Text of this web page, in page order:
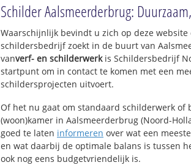
Schilder Aalsmeerderbrug:
Waarschijnlijk bevindt u zich op deze
schildersbedrijf zoekt in de buurt van
vanverf- en schilderwerkis Schildersbedrijf
startpunt om in contact te komen met een
schildersprojecten uitvoert.
Of het nu gaat om standaard schilderwerk of
(woon)kamer in Aalsmeerderbrug (Noord-
goed te laten informeren over wat een
en wat daarbij de optimale balans is tussen
ook nog eens budgetvriendelijk is.